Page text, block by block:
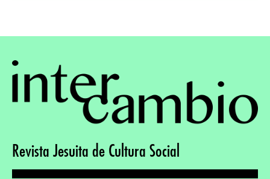
Revista Jesuita de Cultura Social